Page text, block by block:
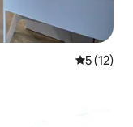
5 de uma
5 (12)